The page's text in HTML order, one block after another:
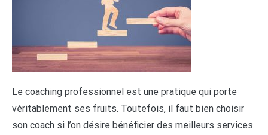
Le coaching professionnel est une pratique qui porte
véritablement ses fruits. Toutefois, il faut bien choisir
son coach si l’on désire bénéficier des meilleurs services.